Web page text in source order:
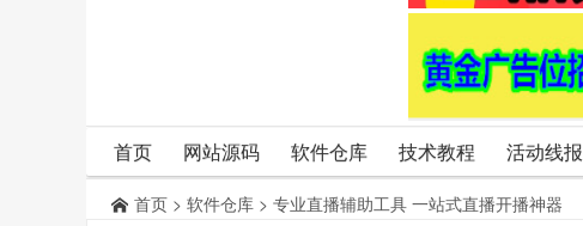
首页 网站源码 软件仓库 技术教程 活动线报
首页 > 软件仓库 > 专业直播辅助工具 一站式直播开播神器